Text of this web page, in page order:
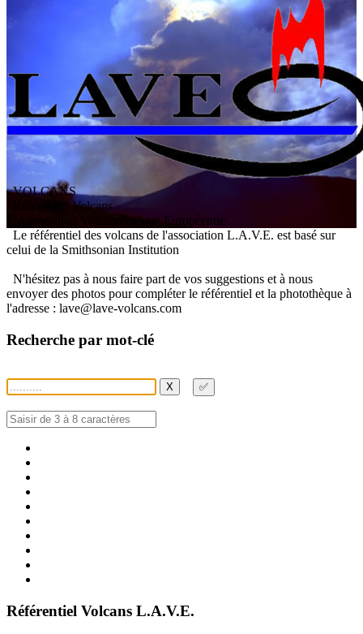
VOLCANS
/ Référentiel Volcans
ssociation V olcanologiqueEuropéenne
Le référentiel des volcans de l'association L.A.V.E. est basé sur
celui de la Smithsonian Institution
N'hésitez pas à nous faire part de vos suggestions et à nous
envoyer des photos pour compléter le référentiel et la photothèque à
l'adresse : lave@lave-volcans.com
Recherche par mot-clé
X ✅
Référentiel Volcans L.A.V.E.